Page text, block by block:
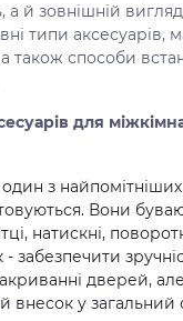
а й зовнішній
типи аксесуарів,
також способи
для
один з
Вони
натискні,
забезпечити
дверей,
внесок у загальний